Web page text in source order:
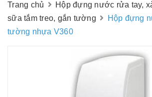
Trang chủ
Hộp đựng nước rửa tay,
sữa tắm treo, gắn tường
Hộp đựng
tường nhựa V360